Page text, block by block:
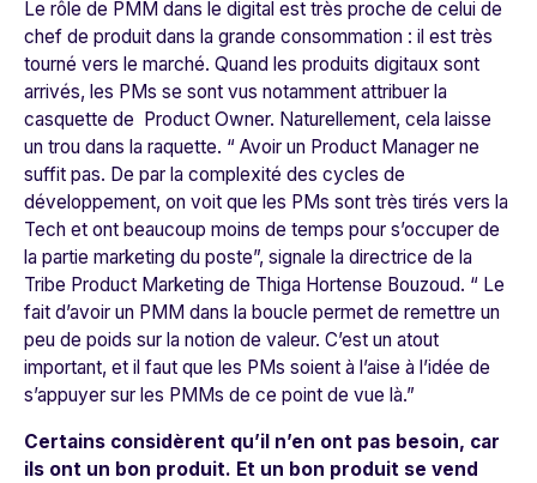
Le rôle de PMM dans le digital est très proche de celui de
chef de produit dans la grande consommation : il est très
tourné vers le marché. Quand les produits digitaux sont
arrivés, les PMs se sont vus notamment attribuer la
casquette de Product Owner. Naturellement, cela laisse
un trou dans la raquette. “ Avoir un Product Manager ne
suffit pas. De par la complexité des cycles de
développement, on voit que les PMs sont très tirés vers la
Tech et ont beaucoup moins de temps pour s’occuper de
la partie marketing du poste”, signale la directrice de la
Tribe Product Marketing de Thiga Hortense Bouzoud. “ Le
fait d’avoir un PMM dans la boucle permet de remettre un
peu de poids sur la notion de valeur. C’est un atout
important, et il faut que les PMs soient à l’aise à l’idée de
s’appuyer sur les PMMs de ce point de vue là.”
Certains considèrent qu’il n’en ont pas besoin, car
ils ont un bon produit. Et un bon produit se vend